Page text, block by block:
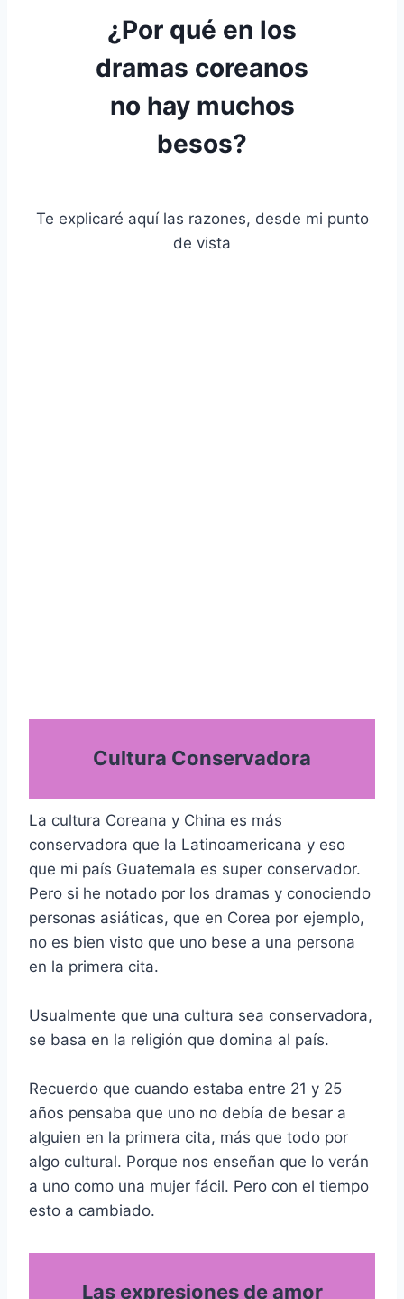
¿Por qué en los
dramas coreanos
no hay muchos
besos?
Te explicaré aquí las razones, desde mi punto
de vista
Cultura Conservadora
La cultura Coreana y China es más
conservadora que la Latinoamericana y eso
que mi país Guatemala es super conservador.
Pero si he notado por los dramas y conociendo
personas asiáticas, que en Corea por ejemplo,
no es bien visto que uno bese a una persona
en la primera cita.
Usualmente que una cultura sea conservadora,
se basa en la religión que domina al país.
Recuerdo que cuando estaba entre 21 y 25
años pensaba que uno no debía de besar a
alguien en la primera cita, más que todo por
algo cultural. Porque nos enseñan que lo verán
a uno como una mujer fácil. Pero con el tiempo
esto a cambiado.
Las expresiones de amor